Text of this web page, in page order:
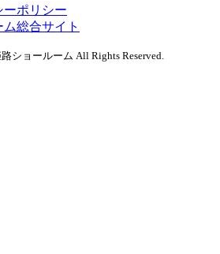
ーポリシー
総合サイト
ショールーム All Rights Reserved.